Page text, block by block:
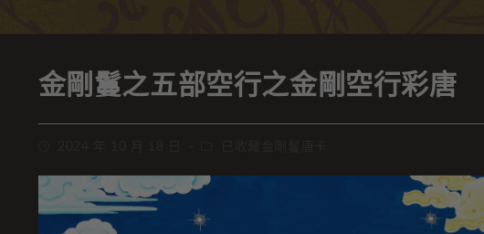
金剛鬘之五部空行之金剛空行彩唐